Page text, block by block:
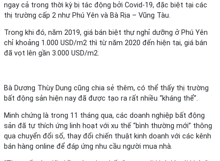
ngay cả trong thời kỳ bị tác động bởi Covid-19, đặc biệt tại các
thị trường cấp 2 như Phú Yên và Bà Rịa – Vũng Tàu.
Trong khi đó, năm 2019, giá bán biệt thự nghỉ dưỡng ở Phú Yên
chỉ khoảng 1.000 USD/m2 thì từ năm 2020 đến hiện tại, giá bán
đã vọt lên gần 3.000 USD/m2.
Bà Dương Thùy Dung cũng chia sẻ thêm, có thể thấy thị trường
bất động sản hiện nay đã được tạo ra rất nhiều “kháng thể”.
Minh chứng là trong 11 tháng qua, các doanh nghiệp bất động
sản đã tự thích ứng linh hoạt với xu thế “bình thường mới” thông
qua chuyển đổi số, thay đổi chiến thuật kinh doanh với các kênh
bán hàng online để đáp ứng nhu cầu người mua nhà.